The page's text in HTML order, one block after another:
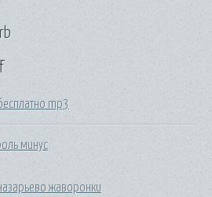
mp3
минус
жаворонки